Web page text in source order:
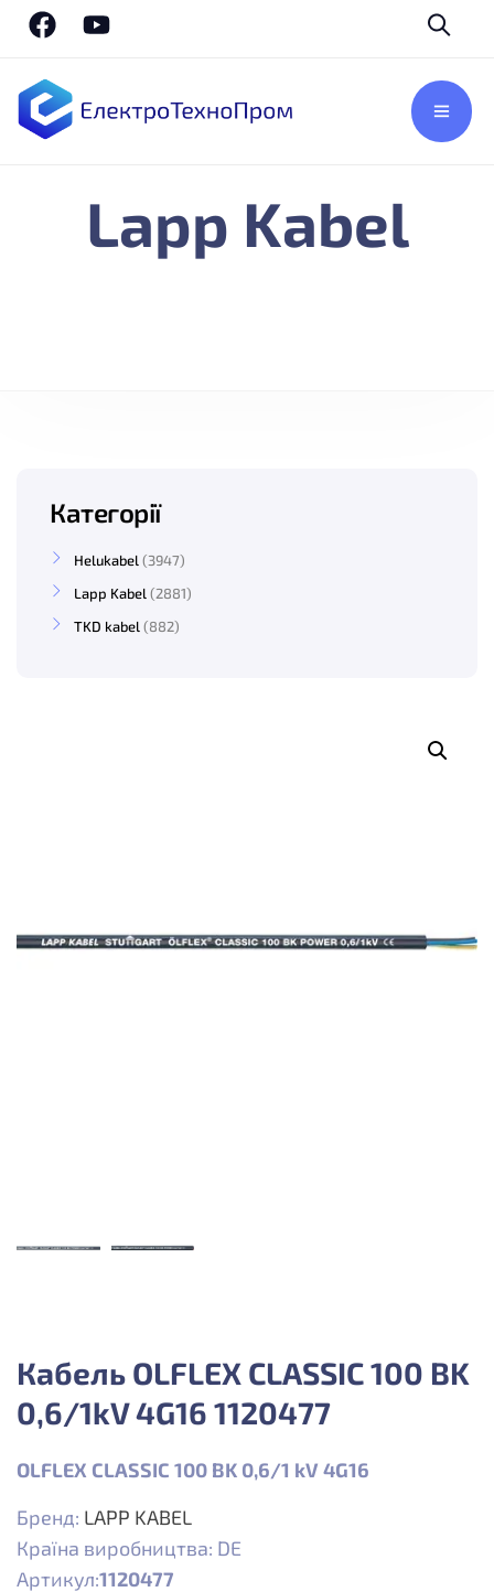
Lapp Kabel
Кабель OLFLEX CLASSIC 100 BK
0,6/1kV 4G16 1120477
OLFLEX CLASSIC 100 BK 0,6/1 kV 4G16
Бренд: LAPP KABEL
Країна виробництва: DE
Артикул:1120477
Категорії
Helukabel
3947
Lapp Kabel
2881
TKD kabel
882